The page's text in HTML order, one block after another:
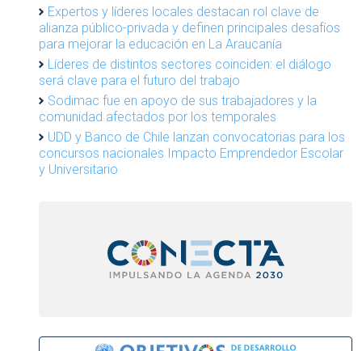
Expertos y líderes locales destacan rol clave de
alianza público-privada y definen principales desafíos
para mejorar la educación en La Araucanía
Líderes de distintos sectores coinciden: el diálogo
será clave para el futuro del trabajo
Sodimac fue en apoyo de sus trabajadores y la
comunidad afectados por los temporales
UDD y Banco de Chile lanzan convocatorias para los
concursos nacionales Impacto Emprendedor Escolar
y Universitario